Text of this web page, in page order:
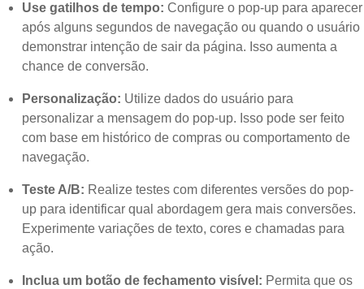
Use gatilhos de tempo: Configure o pop-up para aparecer
após alguns segundos de navegação ou quando o usuário
demonstrar intenção de sair da página. Isso aumenta a
chance de conversão.
Personalização: Utilize dados do usuário para
personalizar a mensagem do pop-up. Isso pode ser feito
com base em histórico de compras ou comportamento de
navegação.
Teste A/B: Realize testes com diferentes versões do pop-
up para identificar qual abordagem gera mais conversões.
Experimente variações de texto, cores e chamadas para
ação.
Inclua um botão de fechamento visível: Permita que os